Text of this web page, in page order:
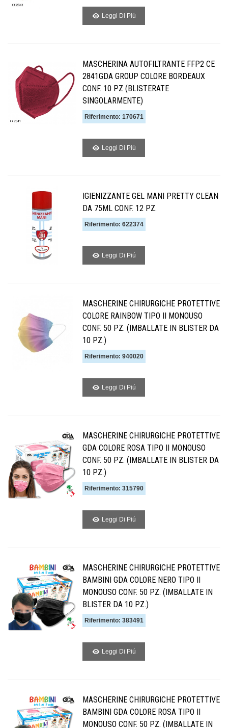
Leggi Di Piú
MASCHERINA AUTOFILTRANTE FFP2 CE
2841GDA GROUP COLORE BORDEAUX
CONF. 10 PZ (BLISTERATE
SINGOLARMENTE)
Riferimento: 170671
Leggi Di Piú
IGIENIZZANTE GEL MANI PRETTY CLEAN
DA 75ML CONF. 12 PZ.
Riferimento: 622374
Leggi Di Piú
MASCHERINE CHIRURGICHE PROTETTIVE
COLORE RAINBOW TIPO II MONOUSO
CONF. 50 PZ. (IMBALLATE IN BLISTER DA
10 PZ.)
Riferimento: 940020
Leggi Di Piú
MASCHERINE CHIRURGICHE PROTETTIVE
GDA COLORE ROSA TIPO II MONOUSO
CONF. 50 PZ. (IMBALLATE IN BLISTER DA
10 PZ.)
Riferimento: 315790
Leggi Di Piú
MASCHERINE CHIRURGICHE PROTETTIVE
BAMBINI GDA COLORE NERO TIPO II
MONOUSO CONF. 50 PZ. (IMBALLATE IN
BLISTER DA 10 PZ.)
Riferimento: 383491
Leggi Di Piú
MASCHERINE CHIRURGICHE PROTETTIVE
BAMBINI GDA COLORE ROSA TIPO II
MONOUSO CONF. 50 PZ. (IMBALLATE IN